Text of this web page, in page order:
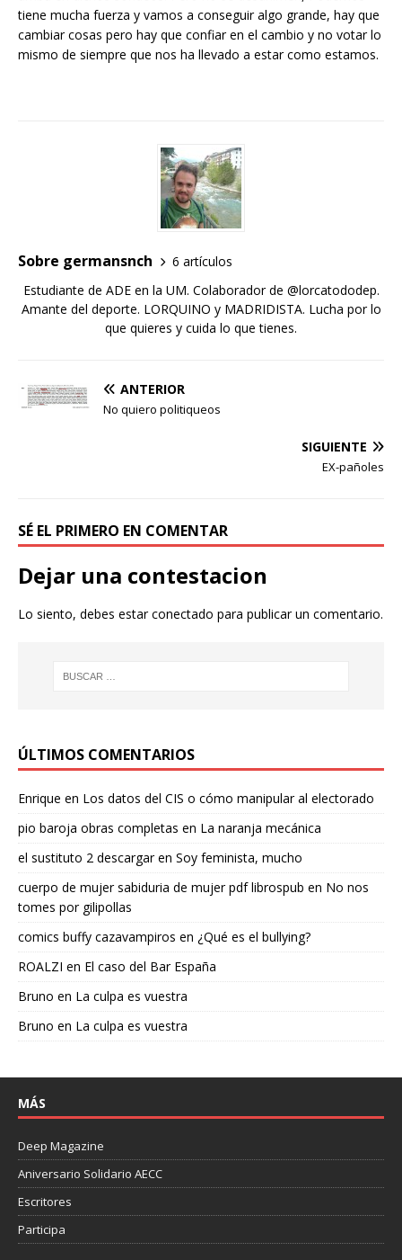
tiene mucha fuerza y vamos a conseguir algo grande, hay que
cambiar cosas pero hay que confiar en el cambio y no votar lo
mismo de siempre que nos ha llevado a estar como estamos.
Sobre germansnch
6 artículos
Estudiante de ADE en la UM. Colaborador de @lorcatododep.
Amante del deporte. LORQUINO y MADRIDISTA. Lucha por lo
que quieres y cuida lo que tienes.
ANTERIOR
No quiero politiqueos
SIGUIENTE
EX-pañoles
SÉ EL PRIMERO EN COMENTAR
Dejar una contestacion
Lo siento, debes estarconectado para publicar un comentario.
ÚLTIMOS COMENTARIOS
Enrique en Los datos del CIS o cómo manipular al electorado
pio baroja obras completas en La naranja mecánica
el sustituto 2 descargaren Soy feminista, mucho
cuerpo de mujer sabiduria de mujer pdf librospub en No nos
tomes por gilipollas
comics buffy cazavampiros en ¿Qué es el bullying?
ROALZI en El caso del Bar España
Bruno en La culpa es vuestra
Bruno en La culpa es vuestra
MÁS
Deep Magazine
Aniversario Solidario AECC
Escritores
Participa